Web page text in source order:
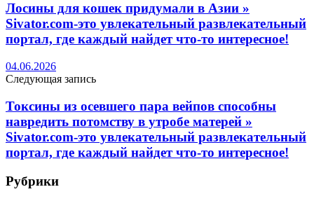
Лосины для кошек придумали в Азии »
Sivator.com-это увлекательный развлекательный
портал, где каждый найдет что-то интересное!
04.06.2026
Следующая запись
Токсины из осевшего пара вейпов способны
навредить потомству в утробе матерей »
Sivator.com-это увлекательный развлекательный
портал, где каждый найдет что-то интересное!
Рубрики